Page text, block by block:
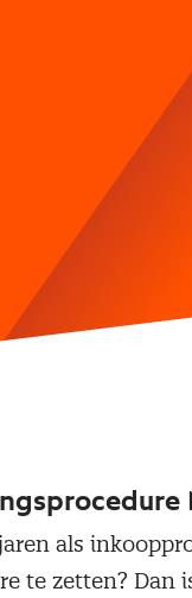
als
te zetten? Dan